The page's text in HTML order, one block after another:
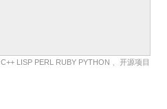
C++ LISP PERL RUBY PYTHON 开源项目